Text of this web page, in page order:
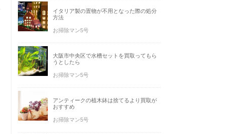
イタリア製の置物が不用となった際の処分
方法
お掃除マン5号
大阪市中央区で水槽セットを買取ってもら
うとしたら
お掃除マン5号
アンティークの植木鉢は捨てるより買取が
おすすめ
お掃除マン5号